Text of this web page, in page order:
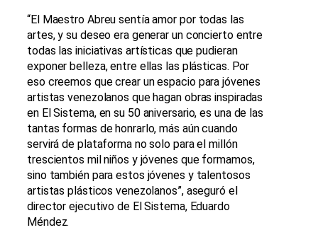
“El Maestro Abreu sentía amor por todas las
artes, y su deseo era generar un concierto entre
todas las iniciativas artísticas que pudieran
exponer belleza, entre ellas las plásticas. Por
eso creemos que crear un espacio para jóvenes
artistas venezolanos que hagan obras inspiradas
en El Sistema, en su 50 aniversario, es una de las
tantas formas de honrarlo, más aún cuando
servirá de plataforma no solo para el millón
trescientos mil niños y jóvenes que formamos,
sino también para estos jóvenes y talentosos
artistas plásticos venezolanos”, aseguró el
director ejecutivo de El Sistema, Eduardo
Méndez.